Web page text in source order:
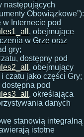
następujących
Obowiązkowe”):
w Internecie pod
, obejmujące
w Grze oraz
gry;
dostępny pod
, obejmujący
czatu jako części Gry;
pod
, określająca
danych
stanowią integralną
istotne